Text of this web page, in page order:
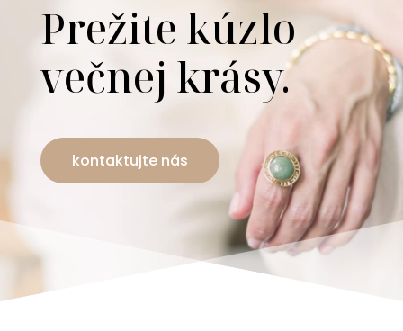
Prežite kúzlo
večnej krásy.
kontaktujte nás